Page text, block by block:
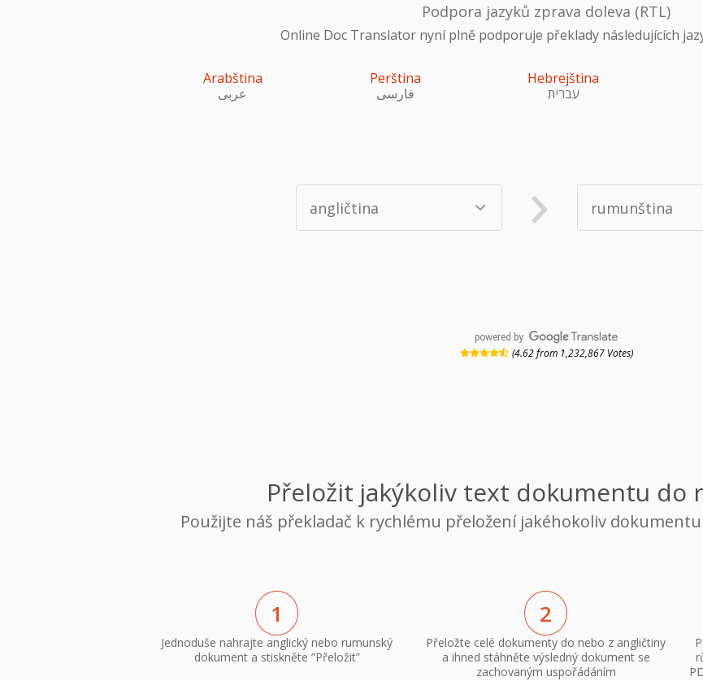
Podpora jazyků zprava doleva (RTL)
Online Doc Translator nyní plně podporuje překlady následujících
Arabština
عربى
Perština
فارسی
Hebrejština
עִברִית
powered by
(4.62 from 1,232,867 Votes)
Přeložit jakýkoliv text dokumentu do
Použijte náš překladač k rychlému přeložení jakéhokoliv
1
Jednoduše nahrajte anglický nebo rumunský
dokument a stiskněte ”Přeložit”
2
Přeložte celé dokumenty do nebo z angličtiny
a ihned stáhněte výsledný dokument se
zachovaným uspořádáním